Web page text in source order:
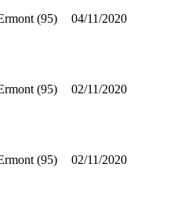
(95) 04/11/2020
(95) 02/11/2020
(95) 02/11/2020